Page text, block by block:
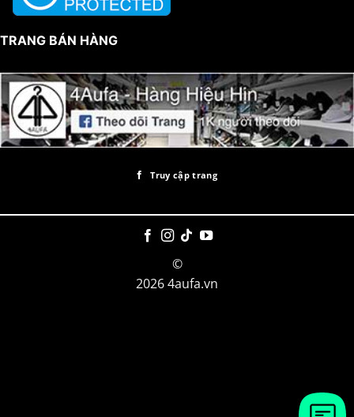
TRANG BÁN HÀNG
Truy cập trang
©
2026 4aufa.vn